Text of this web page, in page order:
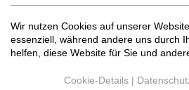
Wir nutzen Cookies auf unserer
essenziell, während andere uns durch
helfen, diese Website für Sie und
Cookie-Details |